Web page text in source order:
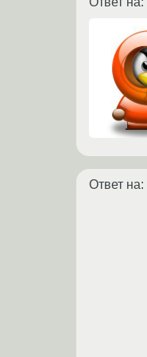
Ответ на: